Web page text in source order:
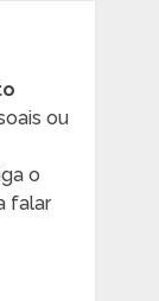
ou
o
falar